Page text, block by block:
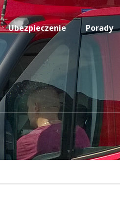
Ubezpieczenie Porady